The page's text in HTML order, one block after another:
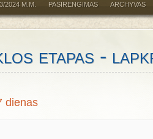
2024 M.M. PASIRENGIMAS ARCHYVAS
etapas -
dienas